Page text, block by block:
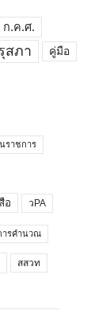
ก.ค.ศ.
สภา คู่มือ
ราชการ
อ วPA
ารคำนวณ
สสวท